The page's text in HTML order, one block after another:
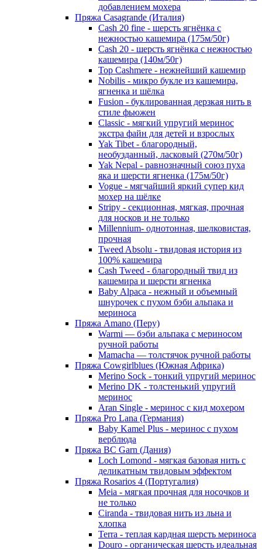
добавлением мохера
Пряжа Casagrande (Италия)
Cash 20 fine - шерсть ягнёнка с
нежностью кашемира (175м/50г)
Cash 20 - шерсть ягнёнка с нежностью
кашемира (140м/50г)
Top Cashmere - нежнейший кашемир
Nobilis - микро букле из кашемира,
ягненка и шёлка
Fusion - буклированная дерзкая нить в
стиле фьюжен
Classic - мягкий упругий меринос
экстра файн для детей и взрослых
Yak Tibet - благородный,
необузданный, ласковый (270м/50г)
Yak Nepal - равнозначный союз пуха
яка и шерсти ягненка (175м/50г)
Vogue - мягчайший яркий супер кид
мохер на шёлке
Stripy - секционная, мягкая, прочная
для носков и не только
Millennium- однотонная, шелковистая,
прочная
Tweed Absolu - твидовая история из
100% кашемира
Cash Tweed - благородный твид из
кашемира и шерсти ягненка
Baby Alpaca - нежный и объемный
шнурочек с пухом бэби альпака и
мериноса
Пряжа Amano (Перу)
Warmi — бэби альпака с мериносом
ручной работы
Mamacha — толстячок ручной работы
Пряжа Cowgirlblues (Южная Африка)
Merino Sock - тонкий упругий меринос
Merino DK - толстенький упругий
меринос
Aran Single - меринос с кид мохером
Пряжа Pro Lana (Германия)
Baby Kamel Plus - меринос с пухом
верблюда
Пряжа BC Garn (Дания)
Loch Lomond - мягкая базовая нить с
деликатным твидовым эффектом
Пряжа Rosarios 4 (Португалия)
Meia - мягкая прочная для носочков и
не только
Ciranda - твидовая нить из льна и
хлопка
Terra - теплая кардная шерсть мериноса
Douro - органическая шерсть идеальная